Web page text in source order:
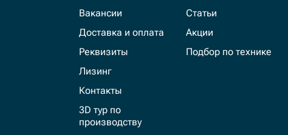
Вакансии
Доставка и оплата
Реквизиты
Лизинг
Контакты
3D тур по
производству
Статьи
Акции
Подбор по технике